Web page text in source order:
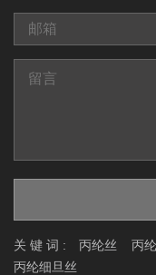
关 键 词 : 丙纶丝 丙
丙纶细旦丝